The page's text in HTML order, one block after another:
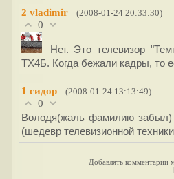
2 vladimir (2008-01-24 20:33:30)
0
Нет. Это телевизор
ТХ4Б. Когда бежали кадры, то
1 сидор (2008-01-24 13:13:49)
0
Володя(жаль фамилию забыл)
(шедевр телевизионной
Добавлять комментарии